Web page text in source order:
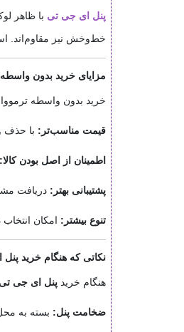
پنل ای جی تی با ظاهر
خط‌وخش نیز مقاوم‌اند.
مزایای خرید بدون
خرید بدون واسطه
قیمت مناسب‌تر: با حذف
اطمینان از اصل بودن کالا:
پشتیبانی بهتر: دریافت
تنوع بیشتر: امکان
نکاتی که هنگام خرید پنل
هنگام خریدپنل ای جی تی
ضخامت پنل: بسته به